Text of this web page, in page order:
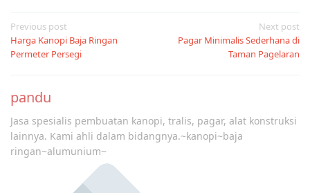
Post
navigation
Previous post
Harga Kanopi Baja Ringan
Permeter Persegi
Next post
Pagar Minimalis Sederhana di
Taman Pagelaran
pandu
Jasa spesialis pembuatan kanopi, tralis, pagar, alat konstruksi
lainnya. Kami ahli dalam bidangnya.~kanopi~baja
ringan~alumunium~